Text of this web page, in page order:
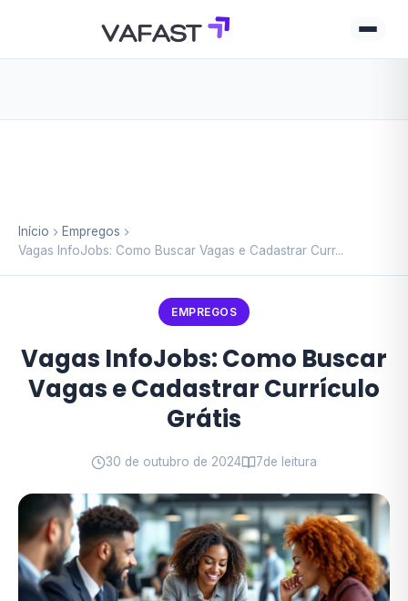
Início
Empregos
Vagas InfoJobs: Como Buscar Vagas e Cadastrar Curr...
EMPREGOS
Vagas InfoJobs: Como Buscar
Vagas e Cadastrar Currículo
Grátis
30 de outubro de 2024 7de leitura